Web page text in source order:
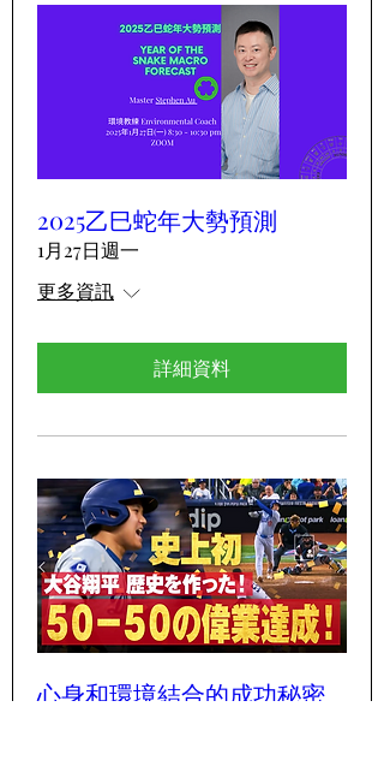
2025乙巳蛇年大勢預測
1月27日週一
更多資訊
詳細資料
心身和環境結合的成功秘密